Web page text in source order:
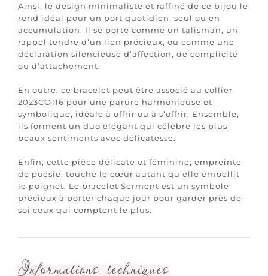
Ainsi, le design minimaliste et raffiné de ce bijou le
rend idéal pour un port quotidien, seul ou en
accumulation. Il se porte comme un talisman, un
rappel tendre d’un lien précieux, ou comme une
déclaration silencieuse d’affection, de complicité
ou d’attachement.
En outre, ce bracelet peut être associé au collier
2023CO116 pour une parure harmonieuse et
symbolique, idéale à offrir ou à s’offrir. Ensemble,
ils forment un duo élégant qui célèbre les plus
beaux sentiments avec délicatesse.
Enfin, cette pièce délicate et féminine, empreinte
de poésie, touche le cœur autant qu’elle embellit
le poignet. Le bracelet Serment est un symbole
précieux à porter chaque jour pour garder près de
soi ceux qui comptent le plus.
Informations techniques